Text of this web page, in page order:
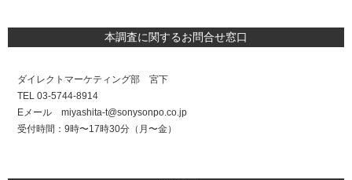
本調査に関するお問合せ窓口
ダイレクトマーケティング部 宮下
TEL 03-5744-8914
Eメール miyashita-t@sonysonpo.co.jp
受付時間：9時〜17時30分（月〜金）